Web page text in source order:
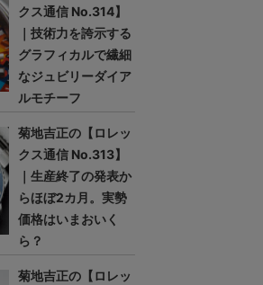
クス通信 No.314】
｜技術力を誇示する
グラフィカルで繊細
なジュビリーダイア
ルモチーフ
菊地吉正の【ロレッ
クス通信 No.313】
｜生産終了の発表か
らほぼ2カ月。実勢
価格はいまおいく
ら？
菊地吉正の【ロレッ